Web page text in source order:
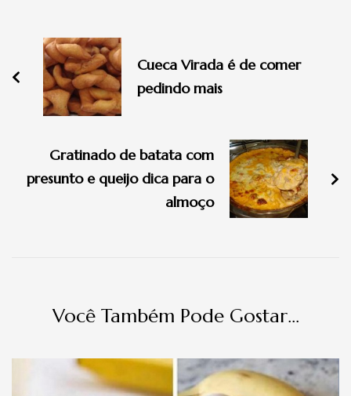
post
Cueca Virada é de comer
pedindo mais
Gratinado de batata com
presunto e queijo dica para o
almoço
Você Também Pode Gostar...